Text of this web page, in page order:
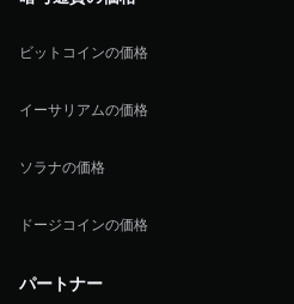
ビットコインの価格
イーサリアムの価格
ソラナの価格
ドージコインの価格
パートナー